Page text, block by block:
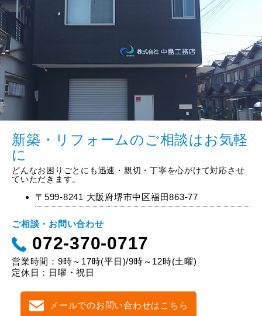
新築・リフォームのご相談はお気軽
に
どんなお困りごとにも迅速・親切・丁寧を心がけて対応させ
ていただきます。
〒599-8241 大阪府堺市中区福田863-77
ご相談・お問い合わせ
072-370-0717
営業時間：9時～17時(平日)/9時～12時(土曜)
定休日：日曜・祝日
メールでのお問い合わせはこちら